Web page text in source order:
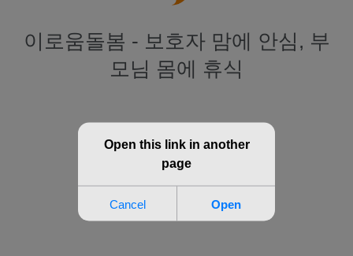
이로움돌봄 - 보호자 맘에 안심, 부
모님 몸에 휴식